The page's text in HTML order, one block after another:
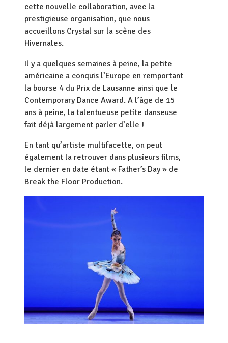
cette nouvelle collaboration, avec la
prestigieuse organisation, que nous
accueillons Crystal sur la scène des
Hivernales.
Il y a quelques semaines à peine, la petite
américaine a conquis l’Europe en remportant
la bourse 4 du Prix de Lausanne ainsi que le
Contemporary Dance Award. A l’âge de 15
ans à peine, la talentueuse petite danseuse
fait déjà largement parler d’elle !
En tant qu’artiste multifacette, on peut
également la retrouver dans plusieurs films,
le dernier en date étant « Father’s Day » de
Break the Floor Production.